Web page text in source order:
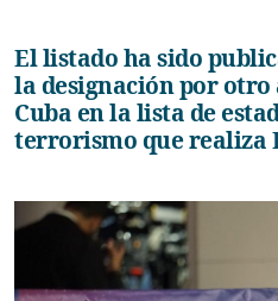
El listado ha sido publicado en el contexto de
la designación por otro
Cuba en la lista de
terrorismo que realiza